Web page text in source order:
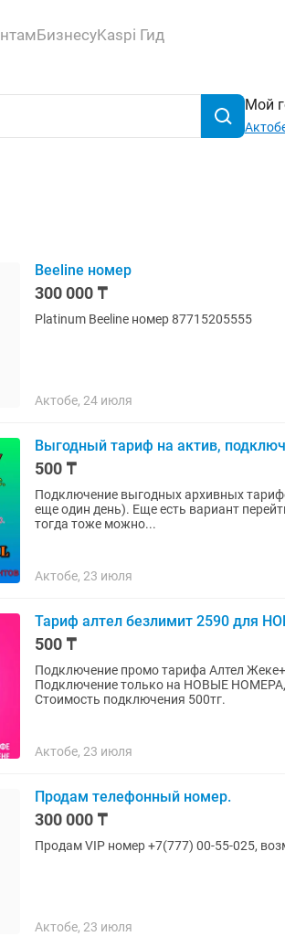
БизнесуKaspi Гид
Мой
Beeline номер
300 000 ₸
Platinum Beeline номер 87715205555
Актобе, 24 июля
Выгодный тариф на актив,
500 ₸
Подключение выгодных архивных
еще один день). Еще есть вариант перейти с другого оператора на актив, сохранив свой номер,
тогда тоже можно...
Актобе, 23 июля
Тариф алтел безлимит 2590 для
500 ₸
Подключение промо тарифа Алтел Жеке+
Подключение только на НОВЫЕ НОМЕРА,
Стоимость подключения 500тг.
Актобе, 23 июля
Продам телефонный номер.
300 000 ₸
Продам VIP номер +7(777) 00-55-025,
Актобе, 23 июля